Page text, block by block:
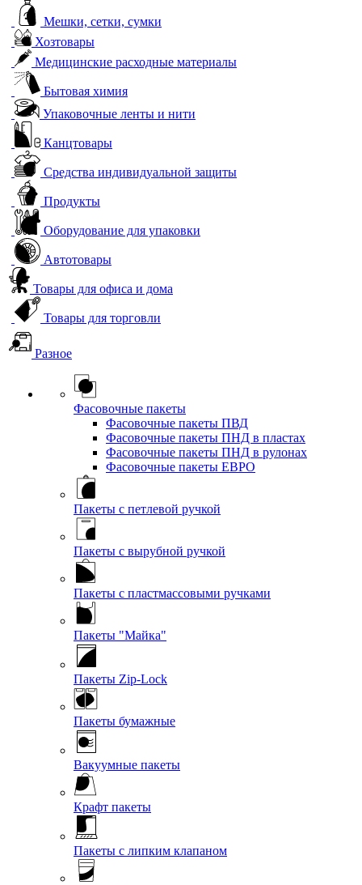
Мешки, сетки, сумки
Хозтовары
Медицинские расходные материалы
Бытовая химия
Упаковочные ленты и нити
Канцтовары
Средства индивидуальной защиты
Продукты
Оборудование для упаковки
Автотовары
Товары для офиса и дома
Товары для торговли
Разное
Фасовочные пакеты
Фасовочные пакеты ПВД
Фасовочные пакеты ПНД в пластах
Фасовочные пакеты ПНД в рулонах
Фасовочные пакеты ЕВРО
Пакеты с петлевой ручкой
Пакеты с вырубной ручкой
Пакеты с пластмассовыми ручками
Пакеты "Майка"
Пакеты Zip-Lock
Пакеты бумажные
Вакуумные пакеты
Крафт пакеты
Пакеты с липким клапаном